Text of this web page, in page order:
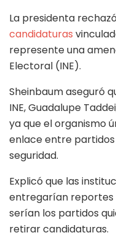
La presidenta
candidaturas
represente una
Electoral (INE).
Sheinbaum aseguró
INE, Guadalupe
ya que el organismo
enlace entre
seguridad.
Explicó que las
entregarían reportes
serían los partidos
retirar candidaturas.